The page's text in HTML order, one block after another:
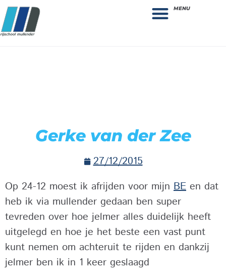
MENU
Gerke van der Zee
27/12/2015
Op 24-12 moest ik afrijden voor mijn BE en dat
heb ik via mullender gedaan ben super
tevreden over hoe jelmer alles duidelijk heeft
uitgelegd en hoe je het beste een vast punt
kunt nemen om achteruit te rijden en dankzij
jelmer ben ik in 1 keer geslaagd